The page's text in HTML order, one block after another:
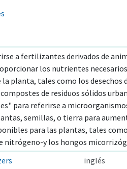
a fertilizantes derivados de
los nutrientes
planta, tales como los desechos
de residuos sólidos
para referirse a
semillas, o tierra para
para las plantas, tales
nitrógeno-y los hongos
inglés